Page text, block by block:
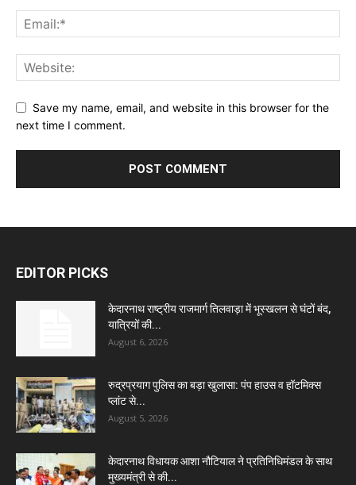
Save my name, email, and website in this browser for the
next time I comment.
EDITOR PICKS
केदारनाथ राष्ट्रीय राजमार्ग तिलवाड़ा में भूस्खलन से घंटों बंद,
यात्रियों की...
August 6, 2026
रुद्रप्रयाग पुलिस का बड़ा खुलासा: पंप हाउस व हॉटमिक्स
प्लांट से...
August 5, 2026
केदारनाथ विधायक आशा नौटियाल ने प्रतिनिधिमंडल के साथ
मुख्यमंत्री से की...